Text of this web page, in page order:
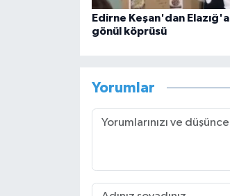
Edirne Keşan'dan Elazığ'a
gönül köprüsü
Yorumlar